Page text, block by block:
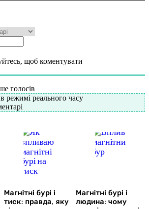
щоб коментувати
голосів
режимі реального часу
Магнітні бурі і
тиск: правда, яку
Магнітні бурі і
людина: чому